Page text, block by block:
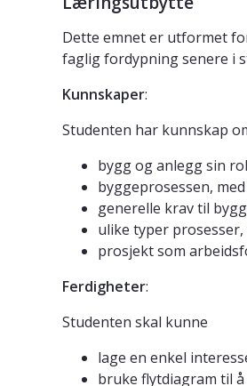
Dette emnet er utformet
faglig fordypning senere i
Kunnskaper:
Studenten har kunnskap
bygg og anlegg sin
byggeprosessen,
generelle krav til
ulike typer
prosjekt som
Ferdigheter:
Studenten skal kunne
lage en enkel
bruke flytdiagram til